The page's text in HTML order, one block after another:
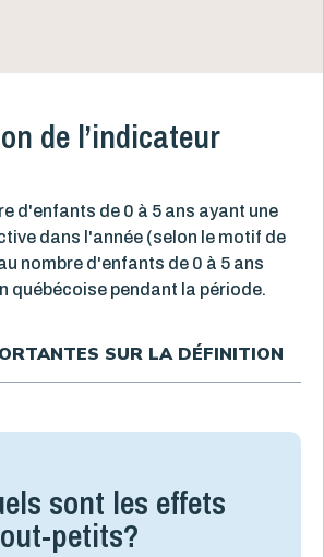
de l’indicateur
d'enfants de 0 à 5 ans ayant une
dans l'année (selon le motif de
nombre d'enfants de 0 à 5 ans
québécoise pendant la période.
SUR LA DÉFINITION
sont les effets
petits?